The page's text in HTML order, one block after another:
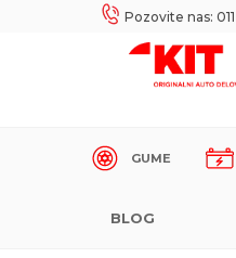
Pozovite nas:
SIGURNO
GUME
BLOG